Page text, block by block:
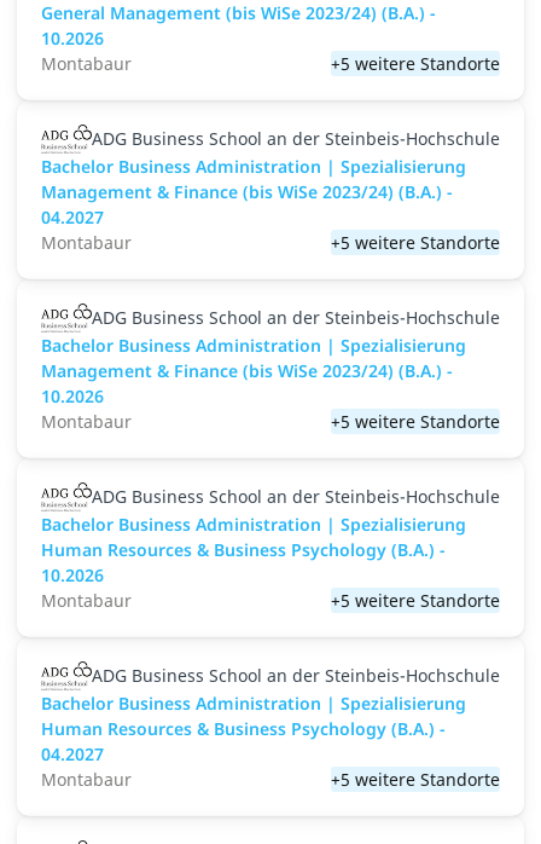
General Management (bis WiSe 2023/24) (B.A.) -
10.2026
Montabaur
+5 weitere Standorte
ADG Business School an der Steinbeis-Hochschule
Bachelor Business Administration | Spezialisierung
Management & Finance (bis WiSe 2023/24) (B.A.) -
04.2027
Montabaur
+5 weitere Standorte
ADG Business School an der Steinbeis-Hochschule
Bachelor Business Administration | Spezialisierung
Management & Finance (bis WiSe 2023/24) (B.A.) -
10.2026
Montabaur
+5 weitere Standorte
ADG Business School an der Steinbeis-Hochschule
Bachelor Business Administration | Spezialisierung
Human Resources & Business Psychology (B.A.) -
10.2026
Montabaur
+5 weitere Standorte
ADG Business School an der Steinbeis-Hochschule
Bachelor Business Administration | Spezialisierung
Human Resources & Business Psychology (B.A.) -
04.2027
Montabaur
+5 weitere Standorte